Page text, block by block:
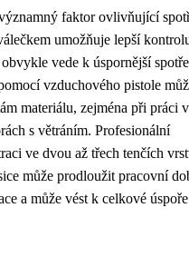
faktor ovlivňující
umožňuje lepší
vede k úspornější
vzduchového pistole
materiálu, zejména při práci
s větráním. Profesionální
ve dvou až třech tenčích
může prodloužit pracovní
a může vést k celkové úspoře